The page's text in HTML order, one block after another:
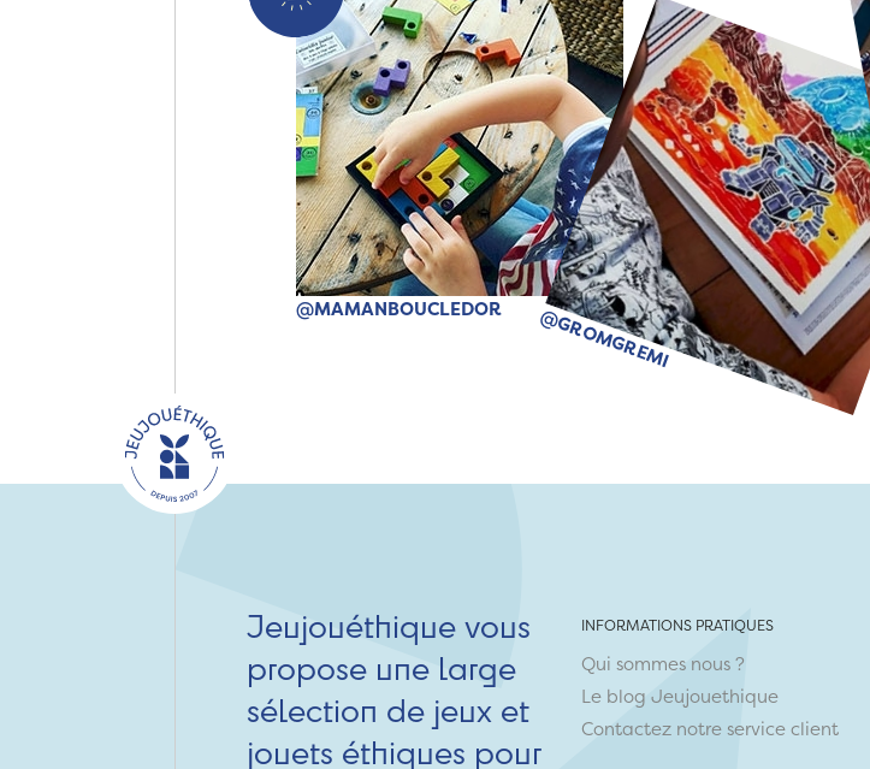
@MAMANBOUCLEDOR @GROMGREMI
Jeujouéthique vous
propose une large
sélection de jeux et
jouets éthiques pour
INFORMATIONS PRATIQUES
Qui sommes nous ?
Le blog Jeujouethique
Contactez notre service client